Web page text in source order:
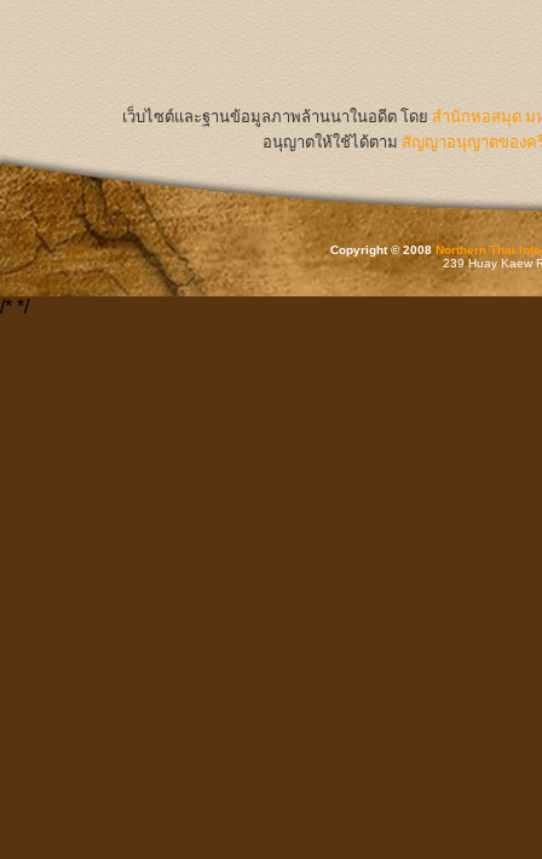
เว็บไซต์และฐานข้อมูลภาพล้านนาในอดีต โดย สำนักหอสมุด ม
อนุญาตให้ใช้ได้ตาม สัญญาอนุญาตของค
Copyright © 2008Northern Thai
239 Huay Kaew
/* */